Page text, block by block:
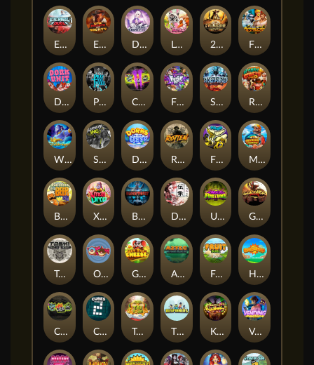
Eternal Duel EPIC BULLETS & BOUNTY Dusk Princess Le Bunny 2 Wild 2 Die Fist Of Destruction
Dork Unit Pray for Three Chaos Crew 2 Fighter Pit Stormforged Rusty & Curly
Wishbringer Slayers Inc Dorks of The Deep Rotten FRKN Bananas Marlin Master
Benny The Beer Xmas Drop Bloodthirst Densho Undead Fortune Gladiator Legends
Toshi Video Club OmNom Get The Cheese Aztec Twist Fruit Duel Hop'n'Pop
Chaos Crew Cubes 2 Tai The Toad The Respinners Klowns Vending Machine